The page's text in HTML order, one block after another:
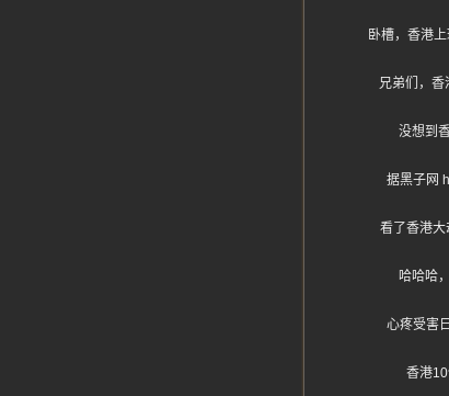
卧槽，香港
兄弟们，香
没想到
据黑子网
看了香港大
哈哈哈
心疼受害
香港